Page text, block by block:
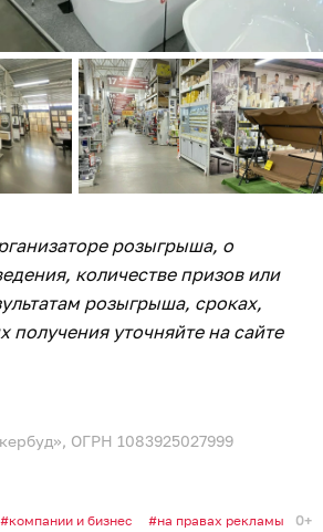
розыгрыша, о
количестве призов или
розыгрыша, сроках,
получения уточняйте на сайте
ОГРН 1083925027999
компании и бизнес на правах рекламы 0+